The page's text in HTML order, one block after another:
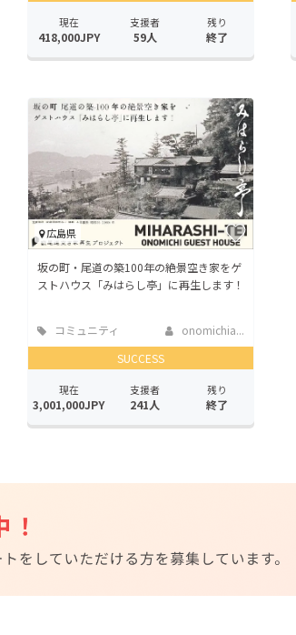
現在
418,000JPY
支援者
59人
残り
終了
広島県
坂の町・尾道の築100年の絶景空き家をゲ
ストハウス「みはらし亭」に再生します！
コミュニティ
onomichia...
SUCCESS
現在
3,001,000JPY
支援者
241人
残り
終了